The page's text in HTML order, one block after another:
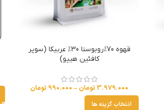
قهوه 70%روبوستا 30% عربیکا (سوپر
کافئین هیپو)
3.979.000 تومان–
990.000 تومان
انتخاب گزینه ها